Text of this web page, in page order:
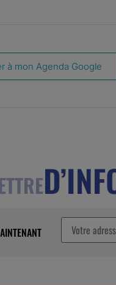
à mon Agenda Google